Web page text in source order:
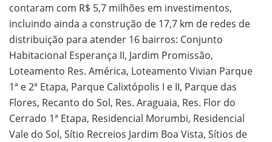
contaram com R$ 5,7 milhões em investimentos,
incluindo ainda a construção de 17,7 km de redes de
distribuição para atender 16 bairros: Conjunto
Habitacional Esperança II, Jardim Promissão,
Loteamento Res. América, Loteamento Vivian Parque
1ª e 2ª Etapa, Parque Calixtópolis I e II, Parque das
Flores, Recanto do Sol, Res. Araguaia, Res. Flor do
Cerrado 1ª Etapa, Residencial Morumbi, Residencial
Vale do Sol, Sítio Recreios Jardim Boa Vista, Sítios de